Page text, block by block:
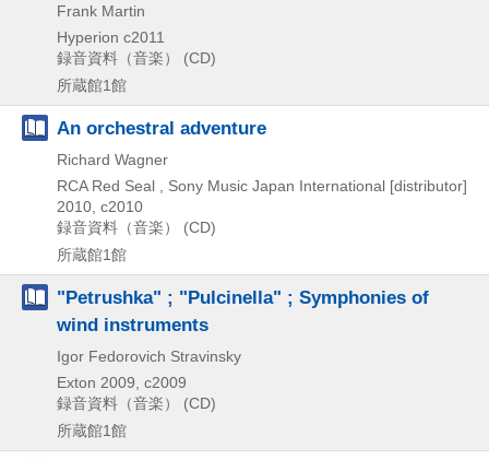
Frank Martin
Hyperion c2011
録音資料（音楽） (CD)
所蔵館1館
An orchestral adventure
Richard Wagner
RCA Red Seal , Sony Music Japan International [distributor]
2010, c2010
録音資料（音楽） (CD)
所蔵館1館
"Petrushka" ; "Pulcinella" ; Symphonies of
wind instruments
Igor Fedorovich Stravinsky
Exton 2009, c2009
録音資料（音楽） (CD)
所蔵館1館